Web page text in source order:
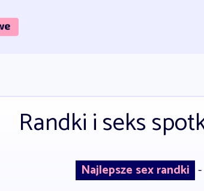
Randki i seks
Najlepsze sex randki